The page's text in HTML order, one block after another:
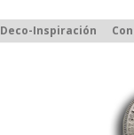
Deco-Inspiración